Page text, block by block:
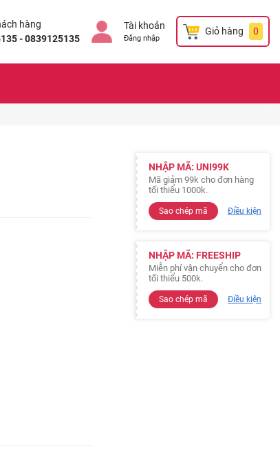
hàng
- 0839125135
Tài khoản
Đăng nhập
Giỏ hàng 0
NHẬP MÃ: UNI99K
Mã giảm 99k cho đơn hàng
tối thiểu 1000k.
Sao chép mã Điều kiện
NHẬP MÃ: FREESHIP
Miễn phí vận chuyển cho đơn
tối thiểu 500k.
Sao chép mã Điều kiện